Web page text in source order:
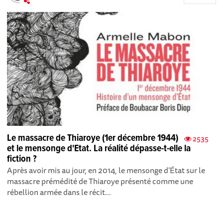
2535
Le massacre de Thiaroye (1er décembre 1944)
et le mensonge d'Etat. La réalité dépasse-t-elle la
fiction ?
Après avoir mis au jour, en 2014, le mensonge d’État sur le
massacre prémédité de Thiaroye présenté comme une
rébellion armée dans le récit...